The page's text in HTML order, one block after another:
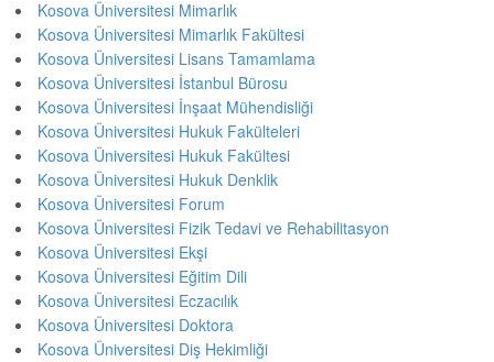
Kosova Üniversitesi Mimarlık
Kosova Üniversitesi Mimarlık Fakültesi
Kosova Üniversitesi Lisans Tamamlama
Kosova Üniversitesi İstanbul Bürosu
Kosova Üniversitesi İnşaat Mühendisliği
Kosova Üniversitesi Hukuk Fakülteleri
Kosova Üniversitesi Hukuk Fakültesi
Kosova Üniversitesi Hukuk Denklik
Kosova Üniversitesi Forum
Kosova Üniversitesi Fizik Tedavi ve Rehabilitasyon
Kosova Üniversitesi Ekşi
Kosova Üniversitesi Eğitim Dili
Kosova Üniversitesi Eczacılık
Kosova Üniversitesi Doktora
Kosova Üniversitesi Diş Hekimliği